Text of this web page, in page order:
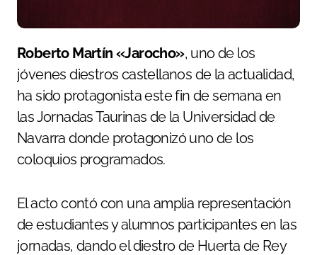
Roberto Martín «Jarocho», uno de los
jóvenes diestros castellanos de la actualidad,
ha sido protagonista este fin de semana en
las Jornadas Taurinas de la Universidad de
Navarra donde protagonizó uno de los
coloquios programados.
El acto contó con una amplia representación
de estudiantes y alumnos participantes en las
jornadas, dando el diestro de Huerta de Rey